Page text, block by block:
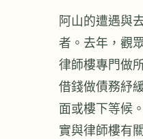
阿山的遭遇與
者。去年，觀
律師樓專門做
借錢做債務紓
面或樓下等候
實與律師樓有